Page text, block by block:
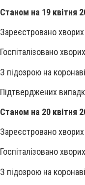
Станом на 19 квітня
Зареєстровано хворих
Госпіталізовано
З підозрою на
Підтверджених
Станом на 20 квітня
Зареєстровано
Госпіталізовано
З підозрою на